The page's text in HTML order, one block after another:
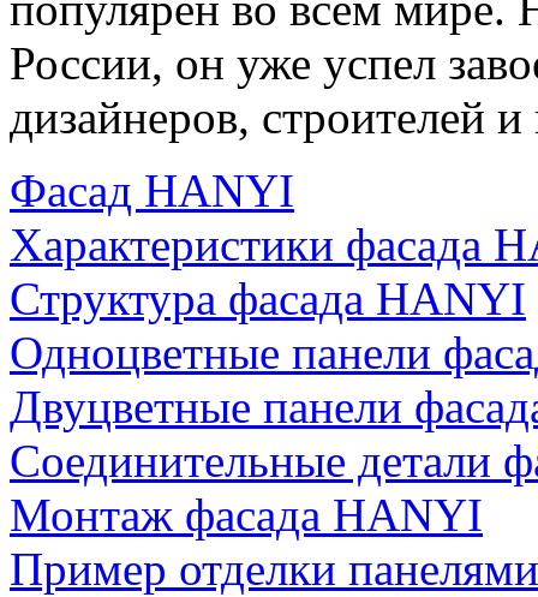
России, он уже успел
дизайнеров, строителей
Фасад HANYI
Характеристики фасада
Структура фасада HANYI
Одноцветные панели
Двуцветные панели
Соединительные детали
Монтаж фасада HANYI
Пример отделки